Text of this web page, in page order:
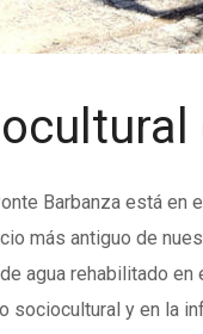
Barbanza está
más antiguo de
agua rehabilitado
sociocultural y en la